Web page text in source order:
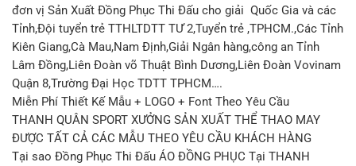
đơn vị Sản Xuất Đồng Phục Thi Đấu cho giải Quốc Gia và các
Tỉnh,Đội tuyển trẻ TTHLTDTT TƯ 2,Tuyển trẻ ,TPHCM.,Các Tỉnh
Kiên Giang,Cà Mau,Nam Định,Giải Ngân hàng,công an Tỉnh
Lâm Đồng,Liên Đoàn võ Thuật Bình Dương,Liên Đoàn Vovinam
Quận 8,Trường Đại Học TDTT TPHCM….
Miễn Phí Thiết Kế Mẫu + LOGO + Font Theo Yêu Cầu
THANH QUÂN SPORT XƯỞNG SẢN XUẤT THỂ THAO MAY
ĐƯỢC TẤT CẢ CÁC MẪU THEO YÊU CẦU KHÁCH HÀNG
Tại sao Đồng Phục Thi Đấu ÁO ĐỒNG PHỤC Tại THANH